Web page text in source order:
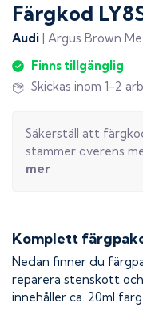
Färgkod
Audi | Argus Brown
Finns tillgänglig
Skickas inom 1-2
Säkerställ att
stämmer överens
mer
Komplett
Nedan finner du
reparera stenskott
innehåller ca. 20ml